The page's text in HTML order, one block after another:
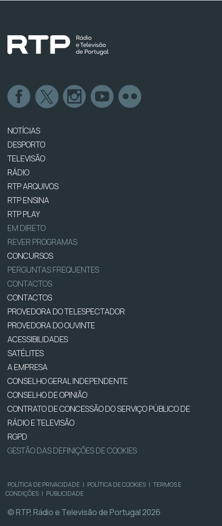
NOTÍCIAS
DESPORTO
TELEVISÃO
RÁDIO
RTP ARQUIVOS
RTP ENSINA
RTP PLAY
EM DIRETO
REVER PROGRAMAS
CONCURSOS
PERGUNTAS FREQUENTES
CONTACTOS
CONTACTOS
PROVEDORA DO TELESPECTADOR
PROVEDORA DO OUVINTE
ACESSIBILIDADES
SATÉLITES
A EMPRESA
CONSELHO GERAL INDEPENDENTE
CONSELHO DE OPINIÃO
CONTRATO DE CONCESSÃO DO SERVIÇO PÚBLICO DE
RÁDIO E TELEVISÃO
RGPD
GESTÃO DAS DEFINIÇÕES DE COOKIES
POLÍTICA DE PRIVACIDADE | POLÍTICA DE COOKIES | TERMOS E
CONDIÇÕES | PUBLICIDADE
© RTP, Rádio e Televisão de Portugal 2026